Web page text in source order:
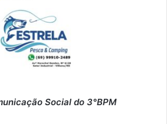
Social do 3°BPM